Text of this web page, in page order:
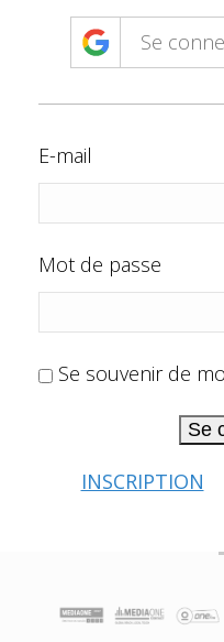
Se
E-mail
Mot de passe
Se souvenir de
Se
INSCRIPTION